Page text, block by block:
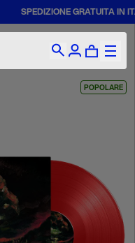
SPEDIZIONE GRATUITA IN
POPOLARE